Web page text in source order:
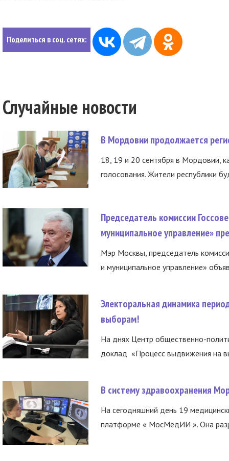
Поделиться в соц. сетях:
Случайные новости
В Мордовии продолжается
18, 19 и 20 сентября в Мордовии,
голосования. Жители республики
Председатель комиссии
муниципальное управление»
Мэр Москвы, председатель
и муниципальное управление»
Электоральная динамика
выборам!
На днях Центр общественно-
доклад «Процесс выдвижения на
В систему здравоохранения
На сегодняшний день 19
платформе « МосМедИИ ». Она